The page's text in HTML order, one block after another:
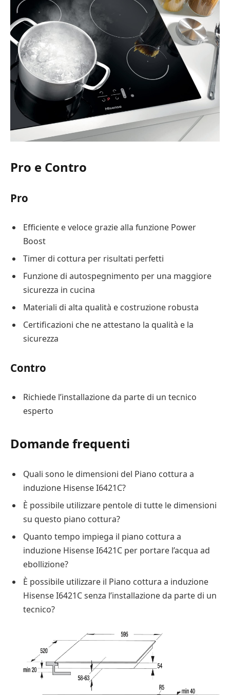
Pro e Contro
Pro
Efficiente e veloce grazie alla funzione Power
Boost
Timer di cottura per risultati perfetti
Funzione di autospegnimento per una maggiore
sicurezza in cucina
Materiali di alta qualità e costruzione robusta
Certificazioni che ne attestano la qualità e la
sicurezza
Contro
Richiede l’installazione da parte di un tecnico
esperto
Domande frequenti
Quali sono le dimensioni del Piano cottura a
induzione Hisense I6421C?
È possibile utilizzare pentole di tutte le dimensioni
su questo piano cottura?
Quanto tempo impiega il piano cottura a
induzione Hisense I6421C per portare l’acqua ad
ebollizione?
È possibile utilizzare il Piano cottura a induzione
Hisense I6421C senza l’installazione da parte di un
tecnico?